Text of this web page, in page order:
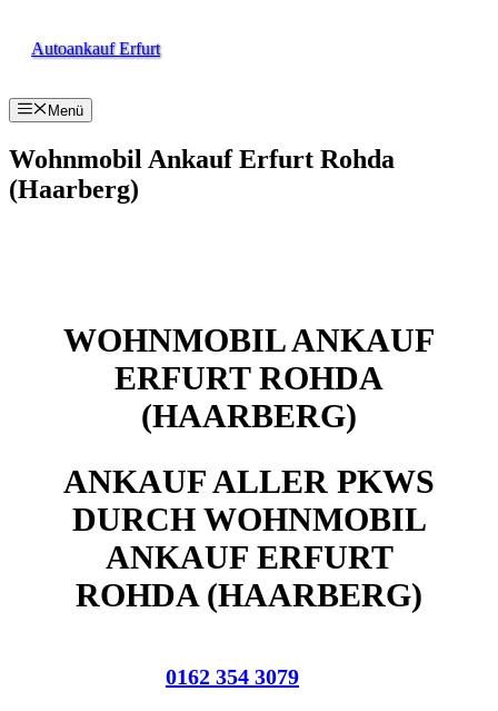
InhaltAutoankauf Erfurt
Menü
Wohnmobil Ankauf Erfurt Rohda
(Haarberg)
WOHNMOBIL ANKAUF
ERFURT ROHDA
(HAARBERG)
ANKAUF ALLER PKWS
DURCH WOHNMOBIL
ANKAUF ERFURT
ROHDA (HAARBERG)
0162 354 3079